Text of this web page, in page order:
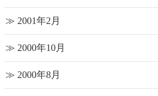
2001年2月
2000年10月
2000年8月